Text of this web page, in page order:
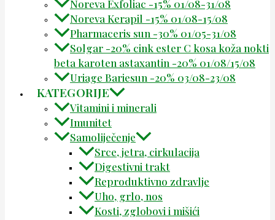
Noreva Exfoliac -15% 01/08-31/08
Noreva Kerapil -15% 01/08-15/08
Pharmaceris sun -30% 01/05-31/08
Solgar -20% cink ester C kosa koža nokti
beta karoten astaxantin -20% 01/08/15/08
Uriage Bariesun -20% 03/08-23/08
KATEGORIJE
Vitamini i minerali
Imunitet
Samoliječenje
Srce, jetra, cirkulacija
Digestivni trakt
Reproduktivno zdravlje
Uho, grlo, nos
Kosti, zglobovi i mišići